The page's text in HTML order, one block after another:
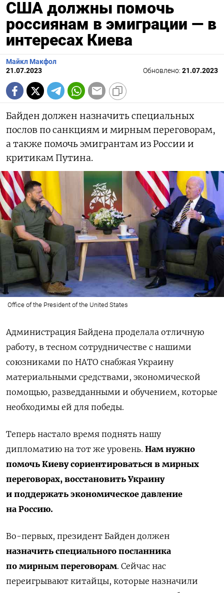
США должны помочь
россиянам в эмиграции — в
интересах Киева
Майкл Макфол
21.07.2023
Обновлено: 21.07.2023
Байден должен назначить специальных
послов по санкциям и мирным переговорам,
а также помочь эмигрантам из России и
критикам Путина.
Office of the President of the United States
Администрация Байдена проделала отличную
работу, в тесном сотрудничестве с нашими
союзниками по НАТО снабжая Украину
материальными средствами, экономической
помощью, разведданными и обучением, которые
необходимы ей для победы.
Теперь настало время поднять нашу
дипломатию на тот же уровень. Нам нужно
помочь Киеву сориентироваться в мирных
переговорах, восстановить Украину
и поддержать экономическое давление
на Россию.
Во-первых, президент Байден должен
назначить специального посланника
по мирным переговорам. Сейчас нас
переигрывают китайцы, которые назначили